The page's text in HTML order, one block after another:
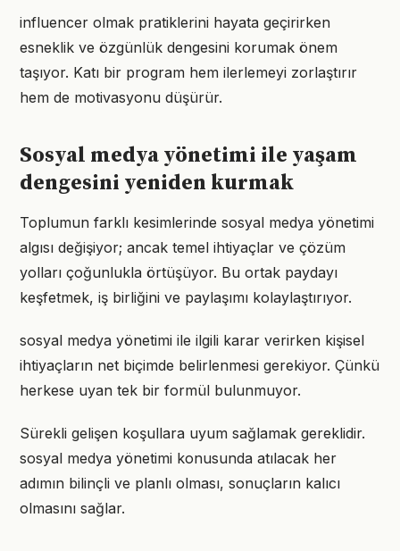
influencer olmak pratiklerini hayata geçirirken
esneklik ve özgünlük dengesini korumak önem
taşıyor. Katı bir program hem ilerlemeyi zorlaştırır
hem de motivasyonu düşürür.
Sosyal medya yönetimi ile yaşam
dengesini yeniden kurmak
Toplumun farklı kesimlerinde sosyal medya yönetimi
algısı değişiyor; ancak temel ihtiyaçlar ve çözüm
yolları çoğunlukla örtüşüyor. Bu ortak paydayı
keşfetmek, iş birliğini ve paylaşımı kolaylaştırıyor.
sosyal medya yönetimi ile ilgili karar verirken kişisel
ihtiyaçların net biçimde belirlenmesi gerekiyor. Çünkü
herkese uyan tek bir formül bulunmuyor.
Sürekli gelişen koşullara uyum sağlamak gereklidir.
sosyal medya yönetimi konusunda atılacak her
adımın bilinçli ve planlı olması, sonuçların kalıcı
olmasını sağlar.